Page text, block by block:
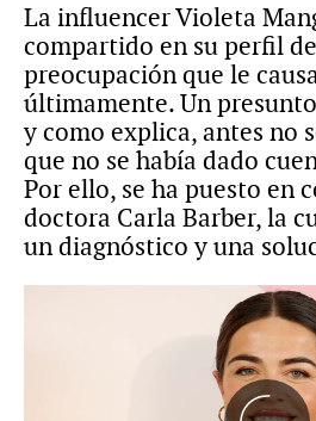
La influencer Violeta
compartido en su perfil
preocupación que le
últimamente. Un
y como explica, antes no
que no se había dado
Por ello, se ha puesto en
doctora Carla Barber, la
un diagnóstico y una